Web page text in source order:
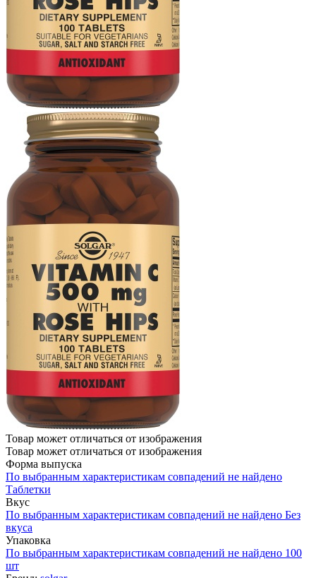
Товар может отличаться от изображения
Товар может отличаться от изображения
Форма выпуска
По выбранным характеристикам совпадений не найдено
Таблетки
Вкус
По выбранным характеристикам совпадений не найдено Без
вкуса
Упаковка
По выбранным характеристикам совпадений не найдено 100
шт